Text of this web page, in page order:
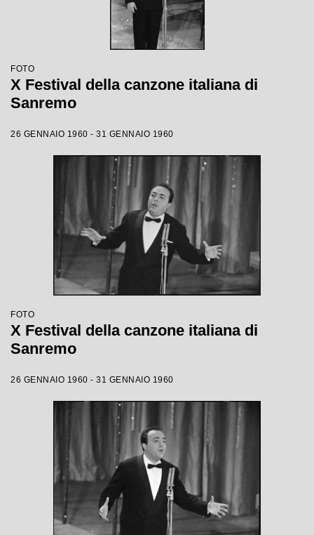
FOTO
X Festival della canzone italiana di
Sanremo
26 GENNAIO 1960 - 31 GENNAIO 1960
FOTO
X Festival della canzone italiana di
Sanremo
26 GENNAIO 1960 - 31 GENNAIO 1960